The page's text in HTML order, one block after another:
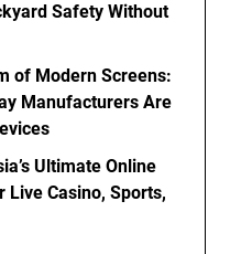
Safety Without
of Modern Screens:
Manufacturers Are
Ultimate Online
Live Casino, Sports,